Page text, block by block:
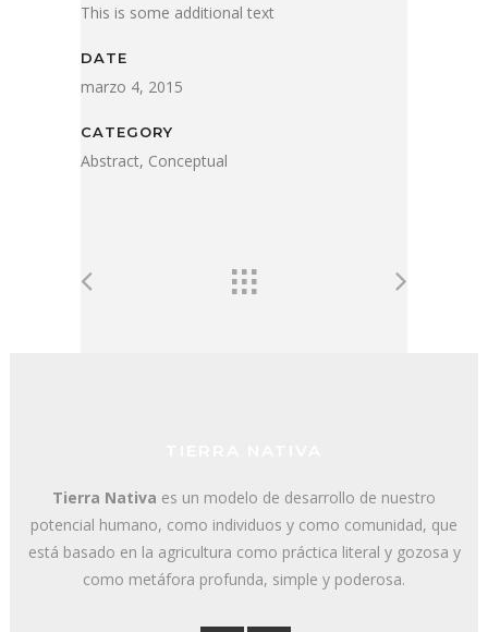
This is some additional text
DATE
marzo 4, 2015
CATEGORY
Abstract, Conceptual
Tierra Nativa es un modelo de desarrollo de nuestro
potencial humano, como individuos y como comunidad, que
está basado en la agricultura como práctica literal y gozosa y
como metáfora profunda, simple y poderosa.